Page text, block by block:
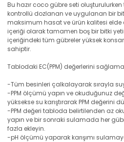
Bu hazır coco gübre seti
kontrollü dozlanan ve uygulanan bir
maksimum hasat ve ürün kalitesi elde
içeriği olarak tamamen boş bir bitki
içeriğindeki tüm gübreler yüksek
sahiptir.
Tablodaki EC(PPM) değerlerini
-Tüm besinleri çalkalayarak sırayla
-PPM ölçümü yapın ve okuduğunuz
yüksekse su karıştırarak PPM değerini
-PPM değeri tabloda belirtilenden az
yapın ve bir sonraki sulamada her
fazla ekleyin.
-pH ölçümü yaparak karışımı